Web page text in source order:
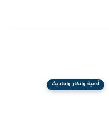
أدعية واذكار واحاديث